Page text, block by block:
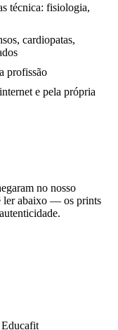
técnica: fisiologia,
cardiopatas,
profissão
e pela própria
no nosso
ler abaixo — os prints
Educafit